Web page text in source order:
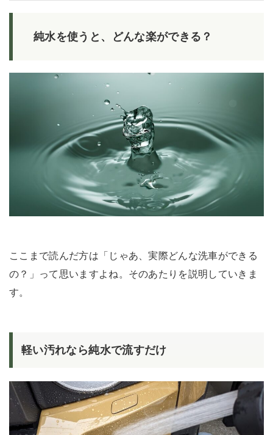
純水を使うと、どんな楽ができる？
ここまで読んだ方は「じゃあ、実際どんな洗車ができる
の？」って思いますよね。そのあたりを説明していきま
す。
軽い汚れなら純水で流すだけ